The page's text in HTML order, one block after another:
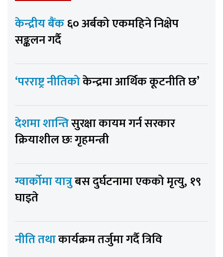
केन्द्रीय बैंक६० अर्बको एकमहिने निक्षेप
सङ्कलन गर्दै
‘परराष्ट्र नीतिकोकेन्द्रमा आर्थिक कूटनीति छ’
देशमा शान्तिसुरक्षा कायम गर्न सरकार
क्रियाशील छः गृहमन्त्री
ग्वार्कोमा यात्रुबस दुर्घटनामा एकको मृत्यु, १९
घाइते
नीति तथाकार्यक्रम तर्जुमा गर्दै त्रिवि